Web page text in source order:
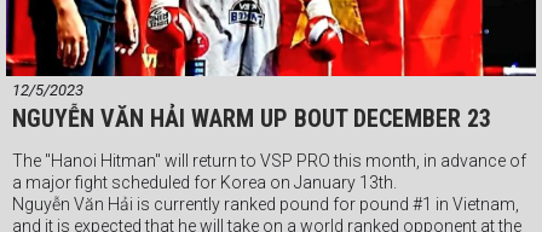
12/5/2023
NGUYỄN VĂN HẢI WARM UP BOUT DECEMBER 23
The "Hanoi Hitman" will return to VSP PRO this month, in advance of
a major fight scheduled for Korea on January 13th.
Nguyễn Văn Hải is currently ranked pound for pound #1 in Vietnam,
and it is expected that he will take on a world ranked opponent at the